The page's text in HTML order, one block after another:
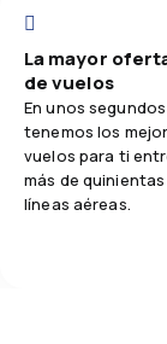
La mayor
de vuelos
En unos segundos
tenemos los
vuelos para ti
más de quinientas
líneas aéreas.